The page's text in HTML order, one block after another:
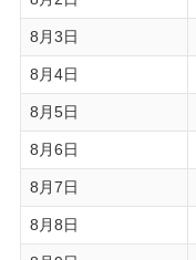
8月3日
8月4日
8月5日
8月6日
8月7日
8月8日